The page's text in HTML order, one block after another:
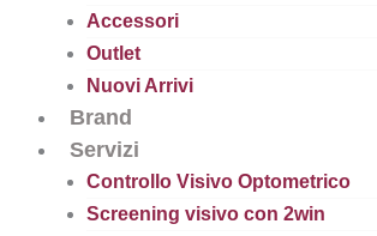
Accessori
Outlet
Nuovi Arrivi
Brand
Servizi
Controllo Visivo Optometrico
Screening visivo con 2win